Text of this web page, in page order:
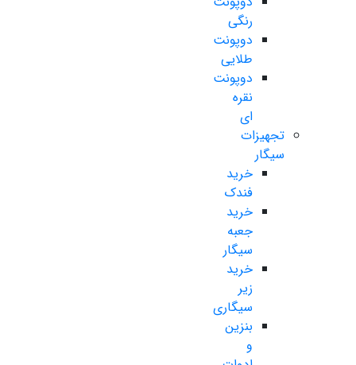
رنگی
دوپونت
طلایی
دوپونت
نقره
ای
تجهیزات
سیگار
خرید
فندک
خرید
جعبه
سیگار
خرید
زیر
سیگاری
بنزین
و